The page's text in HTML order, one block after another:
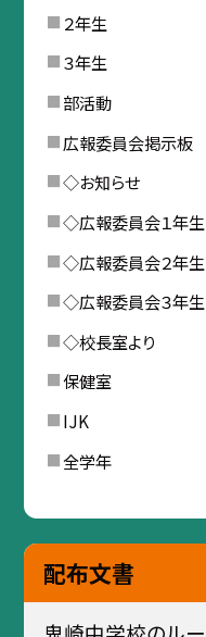
２年生
３年生
部活動
広報委員会掲示板
◇お知らせ
◇広報委員会１年生
◇広報委員会２年生
◇広報委員会３年生
◇校長室より
保健室
IJK
全学年
配布文書